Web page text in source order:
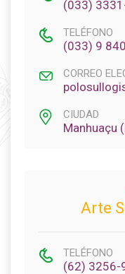
(033)
TELÉFONO
(033) 9
CORREO
CIUDAD
Manhuaçu
Arte
TELÉFONO
(62) 3256-